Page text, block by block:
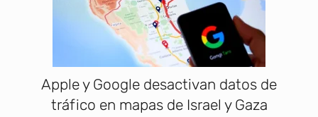
Apple y Google desactivan datos de
tráfico en mapas de Israel y Gaza